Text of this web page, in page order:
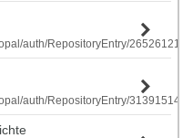
auth/RepositoryEntry/
auth/RepositoryEntry/